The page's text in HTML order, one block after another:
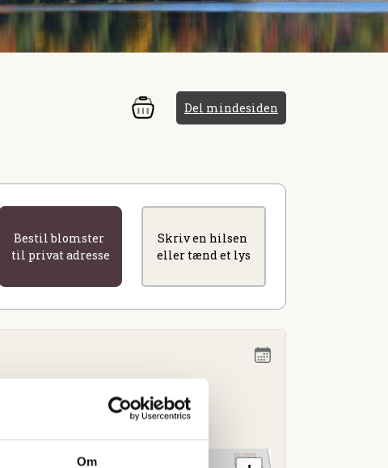
Om
Del mindesiden
Bestil blomster
til privat adresse
Skriv en hilsen
eller tænd et lys